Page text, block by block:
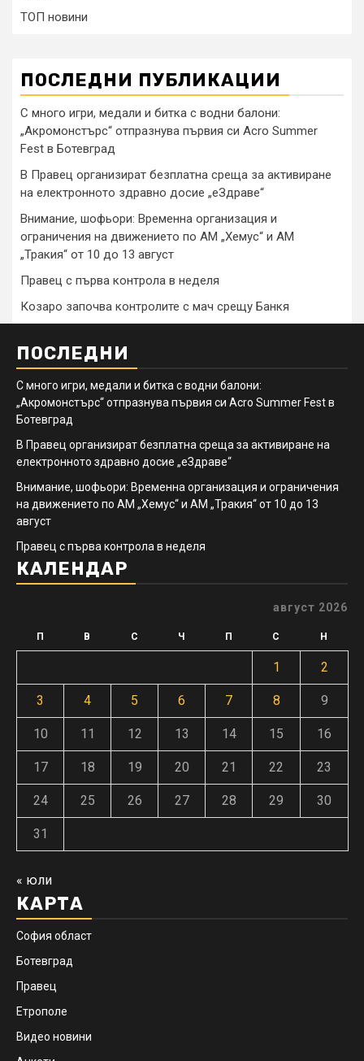
ТОП новини
ПОСЛЕДНИ ПУБЛИКАЦИИ
С много игри, медали и битка с водни балони:
„Акромонстърс“ отпразнува първия си Acro Summer
Fest в Ботевград
В Правец организират безплатна среща за активиране
на електронното здравно досие „еЗдраве“
Внимание, шофьори: Временна организация и
ограничения на движението по АМ „Хемус“ и АМ
„Тракия“ от 10 до 13 август
Правец с първа контрола в неделя
Козаро започва контролите с мач срещу Банкя
ПОСЛЕДНИ
С много игри, медали и битка с водни балони:
„Акромонстърс“ отпразнува първия си Acro Summer Fest в
Ботевград
В Правец организират безплатна среща за активиране на
електронното здравно досие „еЗдраве“
Внимание, шофьори: Временна организация и ограничения
на движението по АМ „Хемус“ и АМ „Тракия“ от 10 до 13
август
Правец с първа контрола в неделя
КАЛЕНДАР
август 2026
П В С Ч П С Н
1 2
3 4 5 6 7 8 9
10 11 12 13 14 15 16
17 18 19 20 21 22 23
24 25 26 27 28 29 30
31
« юли
КАРТА
София област
Ботевград
Правец
Етрополе
Видео новини